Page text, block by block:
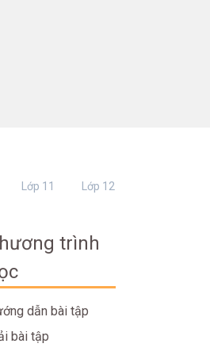
Lớp 11 Lớp 12
trình
dẫn bài tập
bài tập